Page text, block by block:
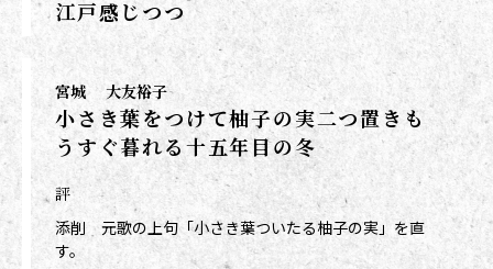
江戸感じつつ
宮城 大友裕子
小さき葉をつけて柚子の実二つ置きも
うすぐ暮れる十五年目の冬
評
添削 元歌の上句「小さき葉ついたる柚子の実」を直
す。